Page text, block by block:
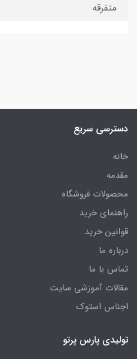
متفرقه
دسترسی سریع
خانه
مقدمه
محصولات فروشگاه
راهنمای خرید
قوانین خرید
درباره ما
تماس با ما
مقالات آموزشی سایت
اجناس استوک
تولیدی پارس پرتو